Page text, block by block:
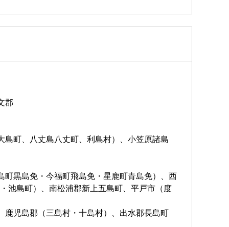
郡
町、八丈島八丈町、利島村）、小笠原諸島
黒島免・今福町飛島免・星鹿町青島免）、西
池島町）、南松浦郡新上五島町、平戸市（度
児島郡（三島村・十島村）、出水郡長島町